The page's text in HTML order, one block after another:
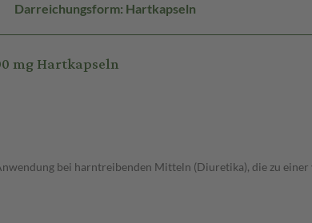
Darreichungsform: Hartkapseln
mg Hartkapseln
bei harntreibenden Mitteln (Diuretika), die zu